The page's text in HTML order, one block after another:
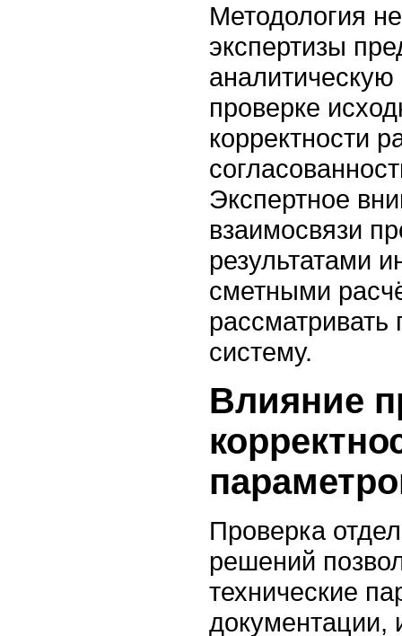
Методология
экспертизы
проверке
корректности
Экспертное
взаимосвязи
результатами
сметными
рассматривать
систему.
Влияние
Проверка
решений
технические
документации,